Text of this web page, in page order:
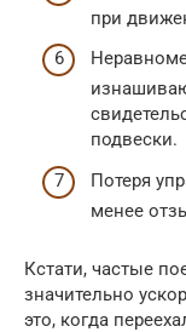
при
подвески.
Потеря
менее
Кстати, частые
значительно
это, когда